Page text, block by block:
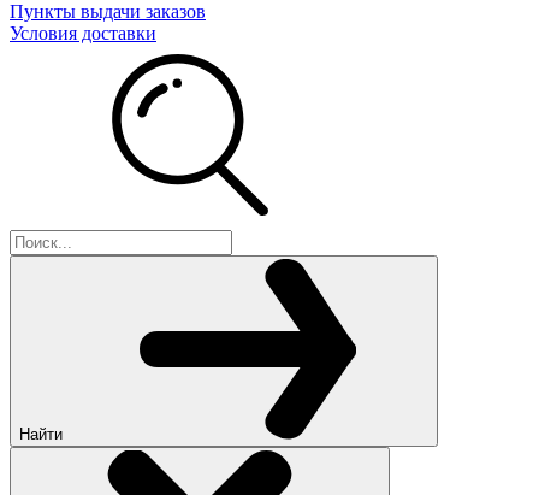
Пункты выдачи заказов
Условия доставки
Найти